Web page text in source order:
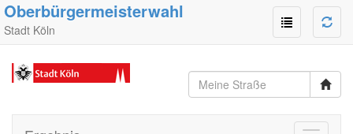
Oberbürgermeisterwahl
Stadt Köln